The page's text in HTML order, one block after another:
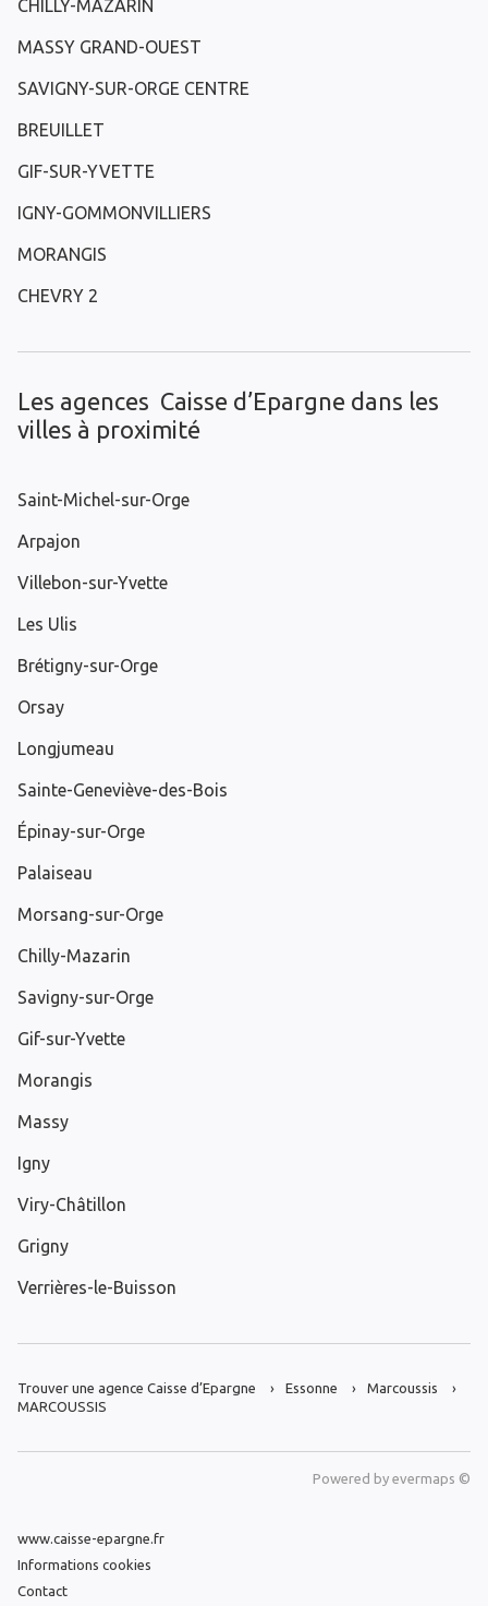
CHILLY-MAZARIN
MASSY GRAND-OUEST
SAVIGNY-SUR-ORGE CENTRE
BREUILLET
GIF-SUR-YVETTE
IGNY-GOMMONVILLIERS
MORANGIS
CHEVRY 2
Les agences Caisse d’Epargne dans les
villes à proximité
Saint-Michel-sur-Orge
Arpajon
Villebon-sur-Yvette
Les Ulis
Brétigny-sur-Orge
Orsay
Longjumeau
Sainte-Geneviève-des-Bois
Épinay-sur-Orge
Palaiseau
Morsang-sur-Orge
Chilly-Mazarin
Savigny-sur-Orge
Gif-sur-Yvette
Morangis
Massy
Igny
Viry-Châtillon
Grigny
Verrières-le-Buisson
Trouver une agence Caisse d’Epargne Essonne
Marcoussis
MARCOUSSIS
Powered by evermaps ©
www.caisse-epargne.fr
Informations cookies
Contact